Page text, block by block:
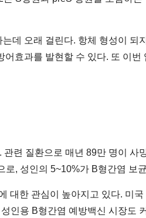
데 오래 걸린다. 항체 형성이 되
효과를 발현할 수 있다. 또 이
련 질환으로 매년 89만 명이 사
, 성인의 5~10%가 B형간염 보
대한 관심이 높아지고 있다. 미
인용 B형간염 예방백신 시장도